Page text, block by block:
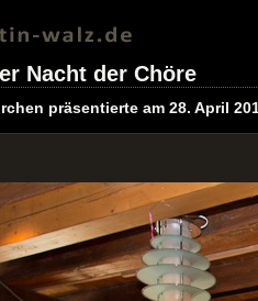
Nacht der Chöre
präsentierte am 28. April